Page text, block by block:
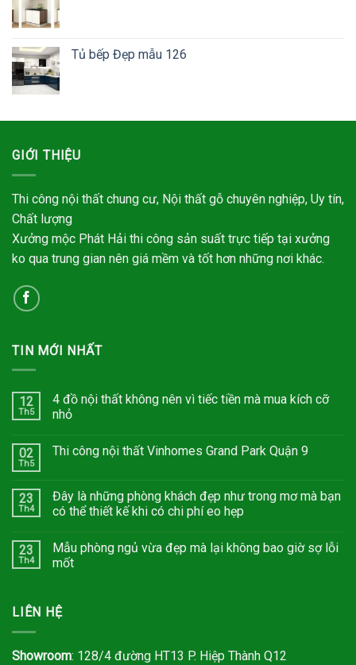
Tủ bếp Đẹp mẫu 126
GIỚI THIỆU
Thi công nội thất chung cư, Nội thất gỗ chuyên nghiệp, Uy tín,
Chất lượng
Xưởng mộc Phát Hải thi công sản suất trực tiếp tại xưởng
ko qua trung gian nên giá mềm và tốt hơn những nơi khác.
TIN MỚI NHẤT
12
Th5
4 đồ nội thất không nên vì tiếc tiền mà mua kích cỡ
nhỏ
02
Th5
Thi công nội thất Vinhomes Grand Park Quận 9
23
Th4
Đây là những phòng khách đẹp như trong mơ mà bạn
có thể thiết kế khi có chi phí eo hẹp
23
Th4
Mẫu phòng ngủ vừa đẹp mà lại không bao giờ sợ lỗi
mốt
LIÊN HỆ
Showroom: 128/4 đường HT13 P. Hiệp Thành Q12